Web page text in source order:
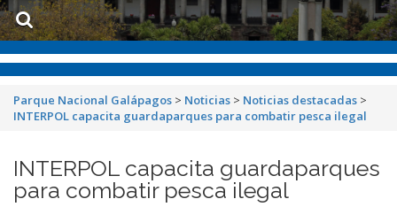
Parque Nacional Galápagos > Noticias > Noticias destacadas >
INTERPOL capacita guardaparques para combatir pesca ilegal
INTERPOL capacita guardaparques
para combatir pesca ilegal